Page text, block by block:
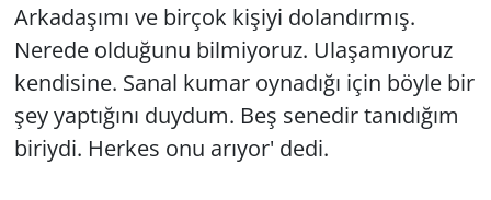
Arkadaşımı ve birçok kişiyi dolandırmış.
Nerede olduğunu bilmiyoruz. Ulaşamıyoruz
kendisine. Sanal kumar oynadığı için böyle bir
şey yaptığını duydum. Beş senedir tanıdığım
biriydi. Herkes onu arıyor' dedi.